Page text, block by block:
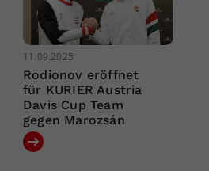
11.09.2025
Rodionov eröffnet
für KURIER Austria
Davis Cup Team
gegen Marozsán